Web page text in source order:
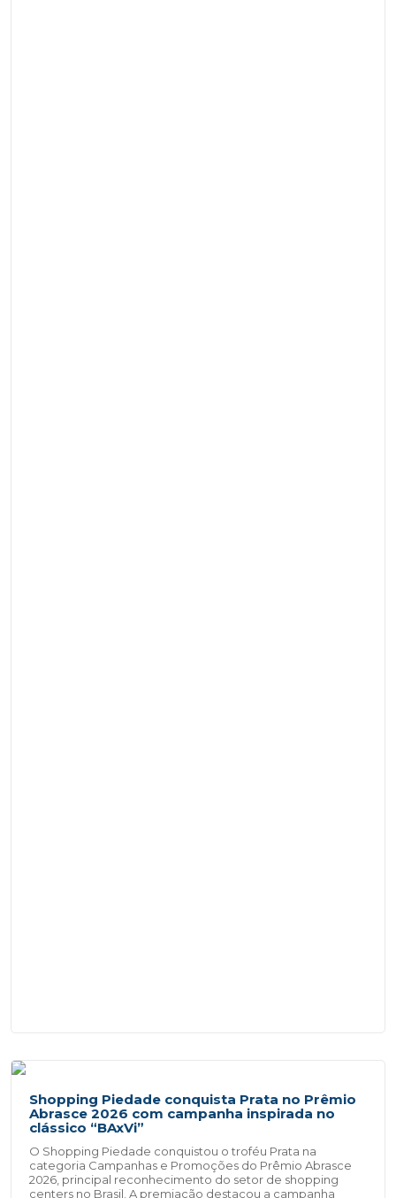
Shopping Piedade conquista Prata no Prêmio
Abrasce 2026 com campanha inspirada no
clássico “BAxVi”
O Shopping Piedade conquistou o troféu Prata na
categoria Campanhas e Promoções do Prêmio Abrasce
2026, principal reconhecimento do setor de shopping
centers no Brasil. A premiação destacou a campanha